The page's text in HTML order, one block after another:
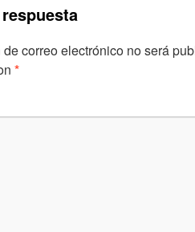
correo electrónico no será
*